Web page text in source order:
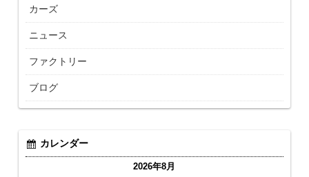
カーズ
ニュース
ファクトリー
ブログ
カレンダー
2026年8月